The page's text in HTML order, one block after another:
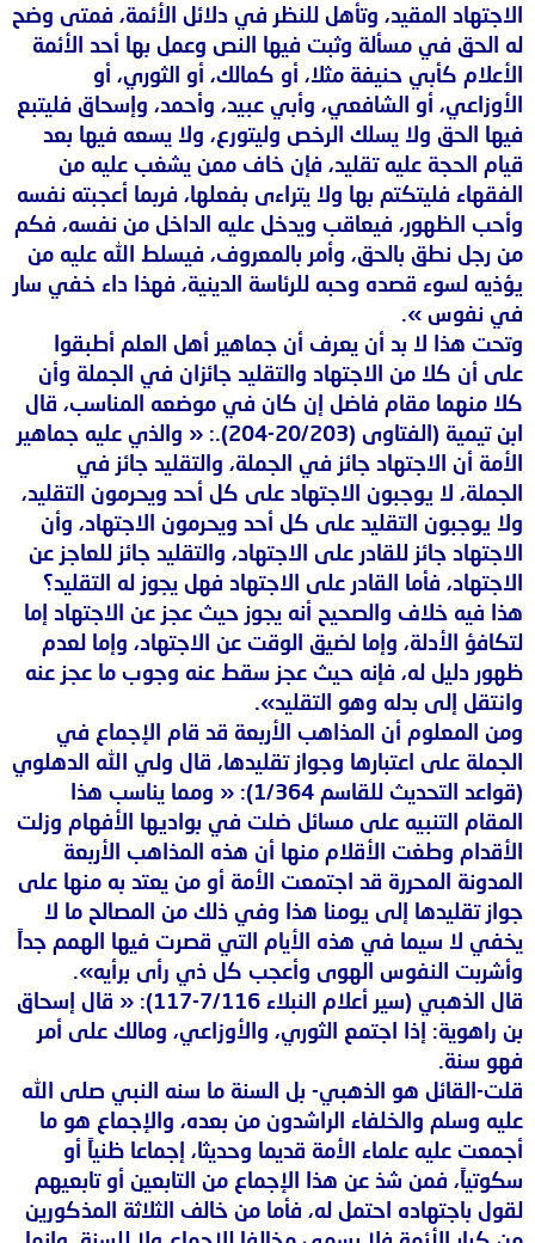
الاجتهاد المقيد، وتأهل للنظر في دلائل الأئمة، فمتى وضح
له الحق في مسألة وثبت فيها النص وعمل بها أحد الأئمة
الأعلام كأبي حنيفة مثلا، أو كمالك، أو الثوري، أو
الأوزاعي، أو الشافعي، وأبي عبيد، وأحمد، وإسحاق فليتبع
فيها الحق ولا يسلك الرخص وليتورع، ولا يسعه فيها بعد
قيام الحجة عليه تقليد، فإن خاف ممن يشغب عليه من
الفقهاء فليتكتم بها ولا يتراءى بفعلها، فربما أعجبته نفسه
وأحب الظهور، فيعاقب ويدخل عليه الداخل من نفسه، فكم
من رجل نطق بالحق، وأمر بالمعروف، فيسلط الله عليه من
يؤذيه لسوء قصده وحبه للرئاسة الدينية، فهذا داء خفي سار
في نفوس ».
وتحت هذا لا بد أن يعرف أن جماهير أهل العلم أطبقوا
على أن كلا من الاجتهاد والتقليد جائزان في الجملة وأن
كلا منهما مقام فاضل إن كان في موضعه المناسب، قال
ابن تيمية (الفتاوى (20/203-204).: « والذي عليه جماهير
الأمة أن الاجتهاد جائز في الجملة، والتقليد جائز في
الجملة، لا يوجبون الاجتهاد على كل أحد ويحرمون التقليد،
ولا يوجبون التقليد على كل أحد ويحرمون الاجتهاد، وأن
الاجتهاد جائز للقادر على الاجتهاد، والتقليد جائز للعاجز عن
الاجتهاد، فأما القادر على الاجتهاد فهل يجوز له التقليد؟
هذا فيه خلاف والصحيح أنه يجوز حيث عجز عن الاجتهاد إما
لتكافؤ الأدلة، وإما لضيق الوقت عن الاجتهاد، وإما لعدم
ظهور دليل له، فإنه حيث عجز سقط عنه وجوب ما عجز عنه
وانتقل إلى بدله وهو التقليد».
ومن المعلوم أن المذاهب الأربعة قد قام الإجماع في
الجملة على اعتبارها وجواز تقليدها، قال ولي الله الدهلوي
(قواعد التحديث للقاسم 1/364): « ومما يناسب هذا
المقام التنبيه على مسائل ضلت في بواديها الأفهام وزلت
الأقدام وطغت الأقلام منها أن هذه المذاهب الأربعة
المدونة المحررة قد اجتمعت الأمة أو من يعتد به منها على
جواز تقليدها إلى يومنا هذا وفي ذلك من المصالح ما لا
يخفي لا سيما في هذه الأيام التي قصرت فيها الهمم جداً
وأشربت النفوس الهوى وأعجب كل ذي رأى برأيه».
قال الذهبي (سير أعلام النبلاء 7/116-117): « قال إسحاق
بن راهوية: إذا اجتمع الثوري، والأوزاعي، ومالك على أمر
فهو سنة.
قلت-القائل هو الذهبي- بل السنة ما سنه النبي صلى الله
عليه وسلم والخلفاء الراشدون من بعده، والإجماع هو ما
أجمعت عليه علماء الأمة قديما وحديثا، إجماعا ظنياً أو
سكوتياً، فمن شذ عن هذا الإجماع من التابعين أو تابعيهم
لقول باجتهاده احتمل له، فأما من خالف الثلاثة المذكورين